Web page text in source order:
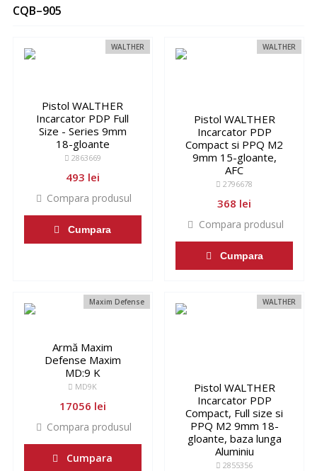
CQB–905
WALTHER
Pistol WALTHER
Incarcator PDP Full
Size - Series 9mm
18-gloante
2863669
493 lei
Compara produsul
Cumpara
WALTHER
Pistol WALTHER
Incarcator PDP
Compact si PPQ M2
9mm 15-gloante,
AFC
2796678
368 lei
Compara produsul
Cumpara
Maxim Defense
Armă Maxim
Defense Maxim
MD:9 K
MD9K
17056 lei
Compara produsul
Cumpara
WALTHER
Pistol WALTHER
Incarcator PDP
Compact, Full size si
PPQ M2 9mm 18-
gloante, baza lunga
Aluminiu
2855356